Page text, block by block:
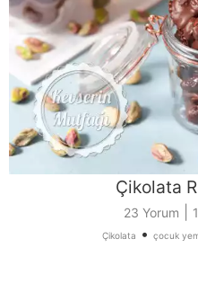
Çikolata
23 Yorum
Çikolata • çocuk